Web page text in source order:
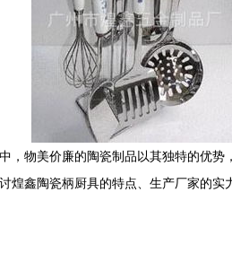
物美价廉的陶瓷制品以其独特的优
鑫陶瓷柄厨具的特点、生产厂家的实